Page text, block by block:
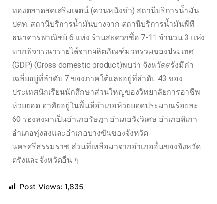
ทองตลาดสดเสริมเจตน์ (ควนหนังขำ) สถานีบริการน้ำมัน
ปตท. สถานีบริการน้ำมันบางจาก สถานีบริการน้ำมันพีที
ธนาคารพาณิชย์ 6 แห่ง ร้านสะดวกซื้อ 7-11 จำนวน 3 แห่ง
หากพิจารณารายได้จากผลิตภัณฑ์มวลรวมของประเทศ
(GDP) (Gross domestic product)พบว่า จังหวัดตรังมีค่า
เฉลี่ยอยู่ที่ลำดับ 7 ของภาคใต้และอยู่ที่ลำดับ 43 ของ
ประเทศนักเรียนนักศึกษาส่วนใหญ่ของวิทยาลัยการอาชีพ
ห้วยยอด อาศัยอยู่ในพื้นที่อำเภอห้วยยอดประมาณร้อยละ
60 รองลงมาเป็นอำเภอรัษฎา อำเภอวังวิเศษ อำเภอสิเกา
อำเภอทุ่งสงและอำเภอบางขันของจังหวัด
นครศรีธรรมราช ส่วนที่เหลือมาจากอำเภออื่นของจังหวัด
ตรังและจังหวัดอื่น ๆ
Post Views: 1,835